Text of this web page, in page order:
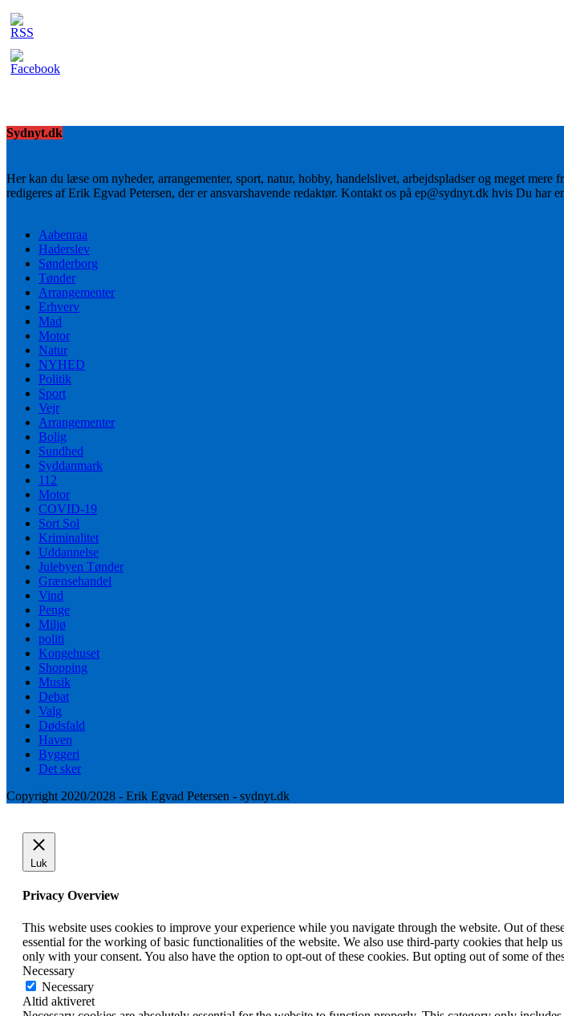
Sydnyt.dk
Her kan du læse om nyheder, arrangementer, sport, natur, hobby, handelslivet, arbejdspladser og meget
redigeres af Erik Egvad Petersen, der er ansvarshavende redaktør. Kontakt os på ep@sydnyt.dk hvis Du har
Aabenraa
Haderslev
Sønderborg
Tønder
Arrangementer
Erhverv
Mad
Motor
Natur
NYHED
Politik
Sport
Vejr
Arrangementer
Bolig
Sundhed
Syddanmark
112
Motor
COVID-19
Sort Sol
Kriminalitet
Uddannelse
Julebyen Tønder
Grænsehandel
Vind
Penge
Miljø
politi
Kongehuset
Shopping
Musik
Debat
Valg
Dødsfald
Haven
Byggeri
Det sker
Copyright 2020/2028 - Erik Egvad Petersen - sydnyt.dk
Luk
Privacy Overview
This website uses cookies to improve your experience while you navigate through the website. Out of
essential for the working of basic functionalities of the website. We also use third-party cookies that help
only with your consent. You also have the option to opt-out of these cookies. But opting out of some of
Necessary
Necessary
Altid aktiveret